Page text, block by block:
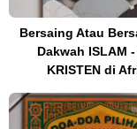
Bersaing Atau
Dakwah ISLAM
KRISTEN di